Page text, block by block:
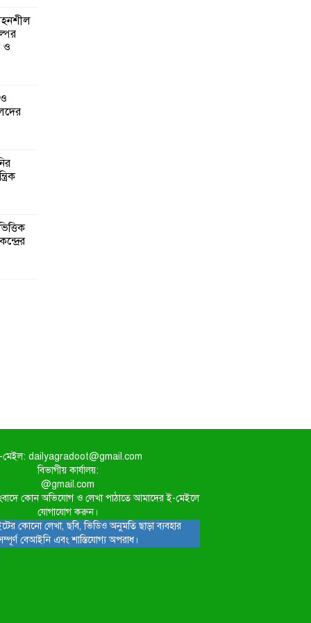
ও
মেইল: dailyagradoot@gmail.com
বিভাগীয় কার্যালয়:
@gmail.com
কোন অভিযোগ ও লেখা পাঠাতে আমাদের ই-মেইলে
যোগাযোগ করুন।
কোনো লেখা, ছবি, ভিডিও অনুমতি ছাড়া ব্যবহার
বেআইনি এবং শাস্তিযোগ্য অপরাধ।